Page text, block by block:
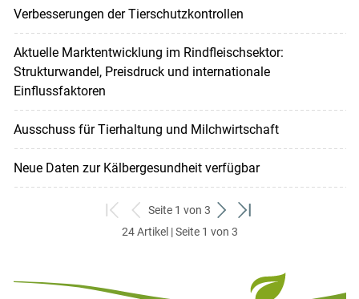
Verbesserungen der Tierschutzkontrollen
Aktuelle Marktentwicklung im Rindfleischsektor:
Strukturwandel, Preisdruck und internationale
Einflussfaktoren
Ausschuss für Tierhaltung und Milchwirtschaft
Neue Daten zur Kälbergesundheit verfügbar
zum
ersten
zurück
zum
Seite 1 von 3
weiter
zum
zum
24 Artikel | Seite 1 von 3